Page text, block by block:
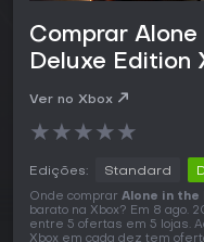
Comprar
Deluxe Edition
Ver no Xbox
★★★★★
Edições: Standard
Onde comprar Alone in
barato na Xbox? Em 8 ago.
entre 5 ofertas em 5 lojas.